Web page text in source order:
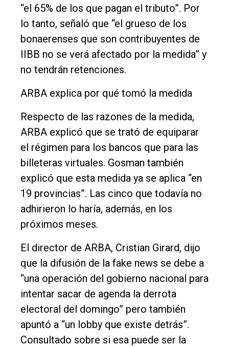
“el 65% de los que pagan el tributo”. Por
lo tanto, señaló que “el grueso de los
bonaerenses que son contribuyentes de
IIBB no se verá afectado por la medida” y
no tendrán retenciones.
ARBA explica por qué tomó la medida
Respecto de las razones de la medida,
ARBA explicó que se trató de equiparar
el régimen para los bancos que para las
billeteras virtuales. Gosman también
explicó que esta medida ya se aplica “en
19 provincias”. Las cinco que todavía no
adhirieron lo haría, además, en los
próximos meses.
El director de ARBA, Cristian Girard, dijo
que la difusión de la fake news se debe a
“una operación del gobierno nacional para
intentar sacar de agenda la derrota
electoral del domingo” pero también
apuntó a “un lobby que existe detrás”.
Consultado sobre si esa puede ser la